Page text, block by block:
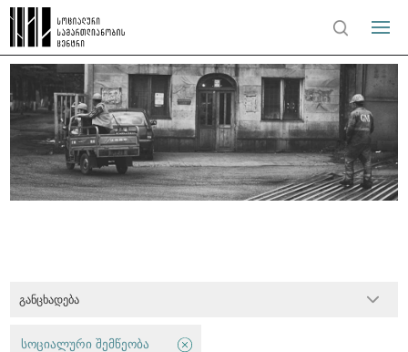
განცხადება
სოციალური შემწეობა